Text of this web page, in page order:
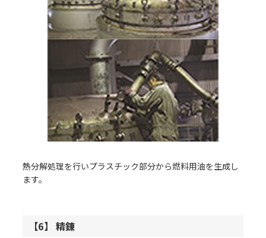
熱分解処理を行いプラスチック部分から燃料用油を生成し
ます。
【6】 精錬